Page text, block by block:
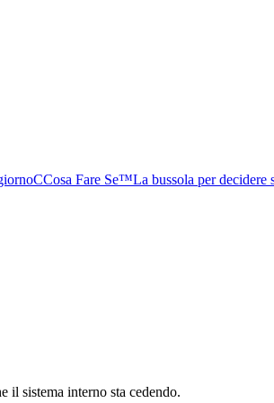
CCosa Fare Se™La bussola per decidere
sistema interno sta cedendo.